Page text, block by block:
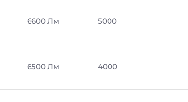
6600 Лм 5000
6500 Лм 4000